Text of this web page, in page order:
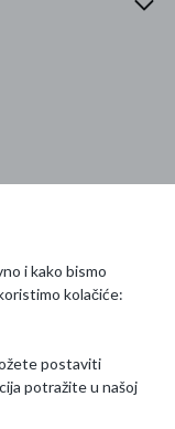
i kako bismo
kolačiće:
postaviti
potražite u našoj